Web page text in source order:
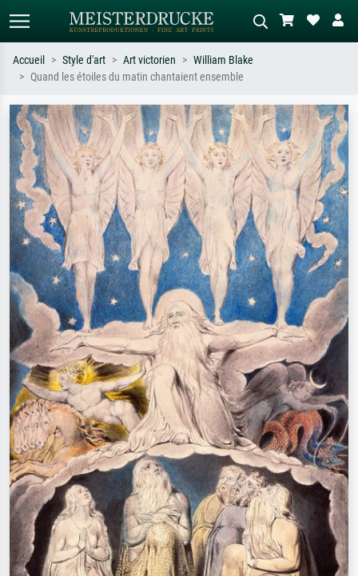
Recherchez par artiste, titre ou style –
ex. Monet, Nuit étoilée,
impressionnisme, vague de Hokusai,
nu.
Décrivez la scène – ex. prairie verte,
abstrait avec beaucoup de rouge,
tableau sombre, nu debout près d'un
arbre.
Accueil Style d'art Art victorien
William Blake
Quand les étoiles du matin chantaient ensemble